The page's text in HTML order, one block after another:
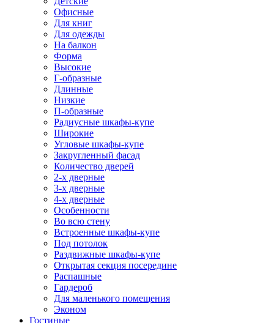
Офисные
Для книг
Для одежды
На балкон
Форма
Высокие
Г-образные
Длинные
Низкие
П-образные
Радиусные шкафы-купе
Широкие
Угловые шкафы-купе
Закругленный фасад
Количество дверей
2-х дверные
3-х дверные
4-х дверные
Особенности
Во всю стену
Встроенные шкафы-купе
Под потолок
Раздвижные шкафы-купе
Открытая секция посередине
Распашные
Гардероб
Для маленького помещения
Эконом
Гостиные